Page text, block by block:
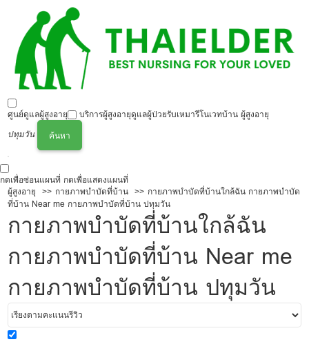
ศูนย์ดูแลผู้สูงอายุ บริการผู้สูงอายุดูแลผู้ป่วยรับเหมารีโนเวทบ้าน ผู้สูงอายุ
ปทุมวัน
ค้นหา
กดเพื่อซ่อนแผนที่ กดเพื่อแสดงแผนที่
ผู้สูงอายุ
กายภาพบำบัดที่บ้าน
กายภาพบำบัดที่บ้านใกล้ฉัน กายภาพบำบัด
ที่บ้าน Near me กายภาพบำบัดที่บ้าน ปทุมวัน
กายภาพบำบัดที่บ้านใกล้ฉัน
กายภาพบำบัดที่บ้าน Near me
กายภาพบำบัดที่บ้าน ปทุมวัน